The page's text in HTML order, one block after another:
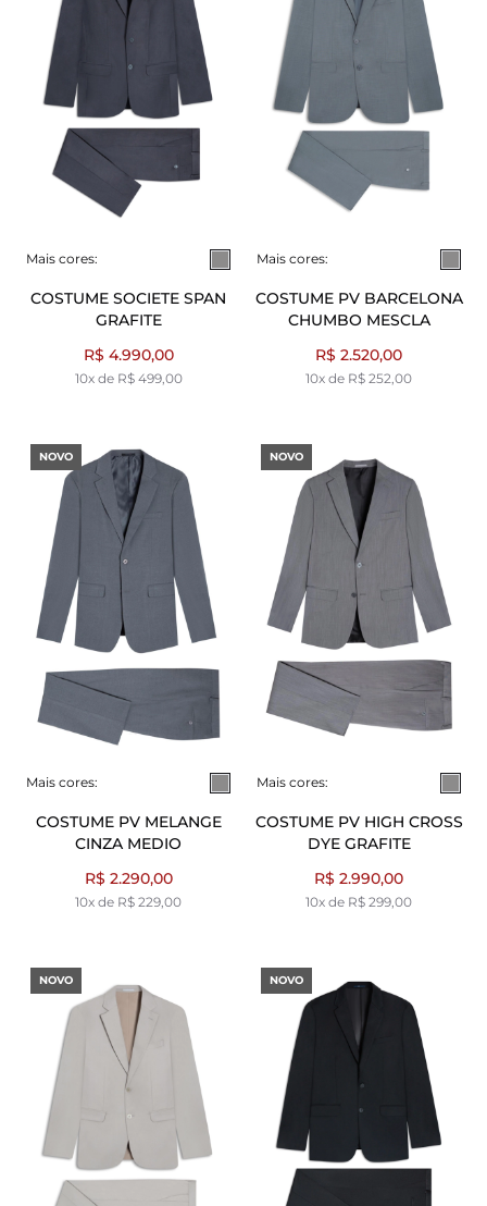
Mais cores:
COSTUME SOCIETE SPAN
GRAFITE
R$ 4.990,00
10x de R$ 499,00
Mais cores:
COSTUME PV BARCELONA
CHUMBO MESCLA
R$ 2.520,00
10x de R$ 252,00
Mais cores:
COSTUME PV MELANGE
CINZA MEDIO
R$ 2.290,00
10x de R$ 229,00
NOVO
Mais cores:
COSTUME PV HIGH CROSS
DYE GRAFITE
R$ 2.990,00
10x de R$ 299,00
NOVO
NOVO NOVO